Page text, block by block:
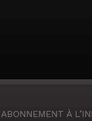
ABONNEMENT À